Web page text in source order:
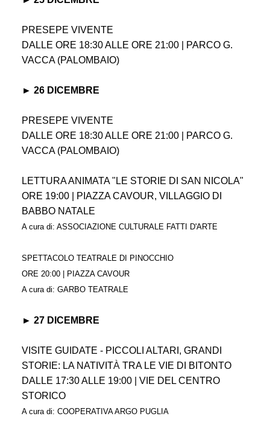
PRESEPE VIVENTE
DALLE ORE 18:30 ALLE ORE 21:00 | PARCO G.
VACCA (PALOMBAIO)
► 26 DICEMBRE
PRESEPE VIVENTE
DALLE ORE 18:30 ALLE ORE 21:00 | PARCO G.
VACCA (PALOMBAIO)
LETTURA ANIMATA "LE STORIE DI SAN NICOLA"
ORE 19:00 | PIAZZA CAVOUR, VILLAGGIO DI
BABBO NATALE
A cura di: ASSOCIAZIONE CULTURALE FATTI D'ARTE
SPETTACOLO TEATRALE DI PINOCCHIO
ORE 20:00 | PIAZZA CAVOUR
A cura di: GARBO TEATRALE
► 27 DICEMBRE
VISITE GUIDATE - PICCOLI ALTARI, GRANDI
STORIE: LA NATIVITÀ TRA LE VIE DI BITONTO
DALLE 17:30 ALLE 19:00 | VIE DEL CENTRO
STORICO
A cura di: COOPERATIVA ARGO PUGLIA